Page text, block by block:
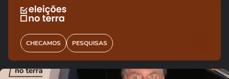
CHECAMOS PESQUISAS